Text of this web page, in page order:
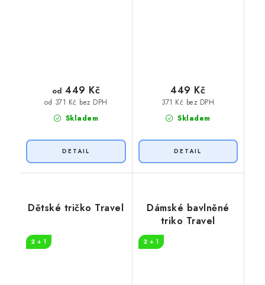
Skladem
od 371 Kč bez DPH
od 449 Kč
Skladem
371 Kč bez DPH
449 Kč
Dětské tričko Travel
2 + 1
Dámské bavlněné
triko Travel
2 + 1